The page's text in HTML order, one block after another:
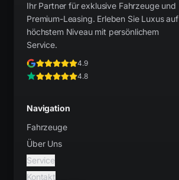
Ihr Partner für exklusive Fahrzeuge und
Premium-Leasing. Erleben Sie Luxus auf
höchstem Niveau mit persönlichem
Service.
4.9
4.8
Navigation
Fahrzeuge
Über Uns
Service
Kontakt